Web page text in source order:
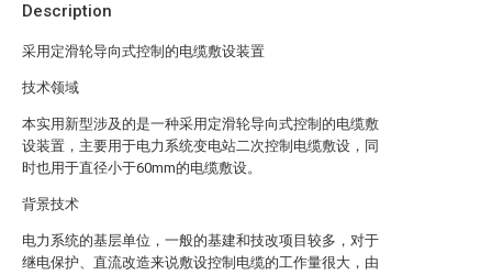
Description
采用定滑轮导向式控制的电缆敷设装置
技术领域
本实用新型涉及的是一种采用定滑轮导向式控制的电缆敷
设装置，主要用于电力系统变电站二次控制电缆敷设，同
时也用于直径小于60mm的电缆敷设。
背景技术
电力系统的基层单位，一般的基建和技改项目较多，对于
继电保护、直流改造来说敷设控制电缆的工作量很大，由